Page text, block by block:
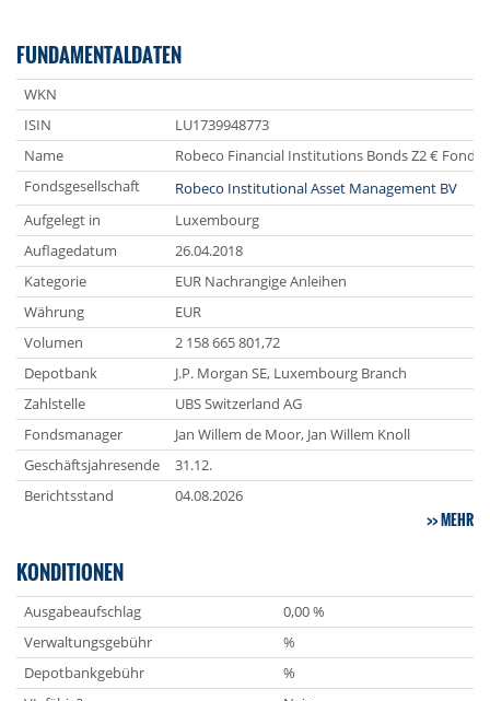
FUNDAMENTALDATEN
WKN
ISIN
LU1739948773
Name
Robeco Financial Institutions Bonds Z2 € Fonds
Fondsgesellschaft
Robeco Institutional Asset Management BV
Aufgelegt in
Luxembourg
Auflagedatum
26.04.2018
Kategorie
EUR Nachrangige Anleihen
Währung
EUR
Volumen
2 158 665 801,72
Depotbank
J.P. Morgan SE, Luxembourg Branch
Zahlstelle
UBS Switzerland AG
Fondsmanager
Jan Willem de Moor, Jan Willem Knoll
Geschäftsjahresende
31.12.
Berichtsstand
04.08.2026
MEHR
KONDITIONEN
Ausgabeaufschlag
0,00 %
Verwaltungsgebühr
%
Depotbankgebühr
%